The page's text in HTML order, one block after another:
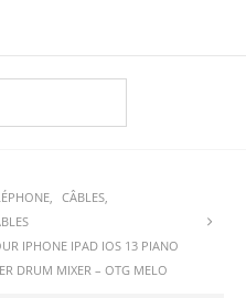
, CÂBLES,
IPHONE IPAD IOS 13 PIANO
DRUM MIXER – OTG MELO